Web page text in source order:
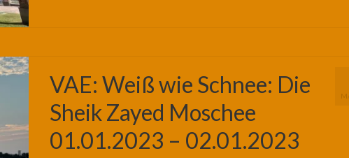
VAE: Weiß wie Schnee: Die
Sheik Zayed Moschee
01.01.2023 – 02.01.2023